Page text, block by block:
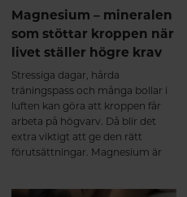
Magnesium – mineralen
som stöttar kroppen när
livet ställer högre krav
Stressiga dagar, hårda
träningspass och många bollar i
luften kan göra att kroppen får
arbeta på högvarv. Då blir det
extra viktigt att ge den rätt
förutsättningar. Magnesium är